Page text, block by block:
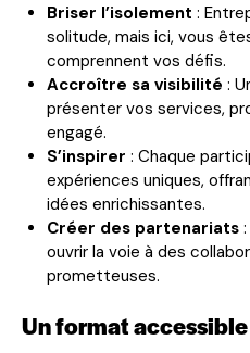
Briser l’isolement :
solitude, mais ici, vous
comprennent vos défis.
Accroître sa visibilité :
présenter vos services,
engagé.
S’inspirer : Chaque
expériences uniques,
idées enrichissantes.
Créer des partenariats:
ouvrir la voie à des
prometteuses.
Un format